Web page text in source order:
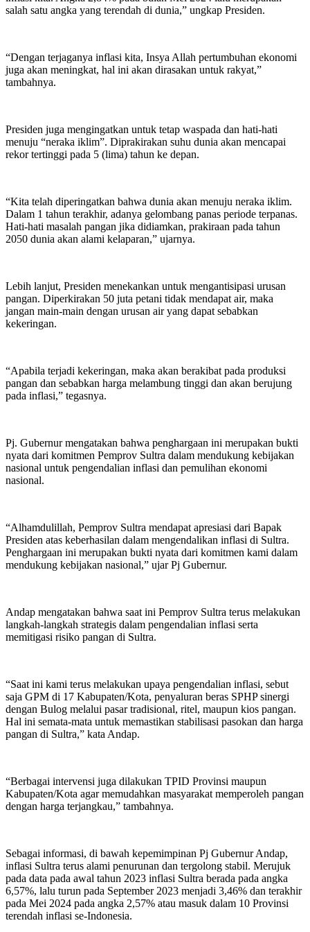
salah satu angka yang terendah di dunia,” ungkap Presiden.
“Dengan terjaganya inflasi kita, Insya Allah pertumbuhan ekonomi
juga akan meningkat, hal ini akan dirasakan untuk rakyat,”
tambahnya.
Presiden juga mengingatkan untuk tetap waspada dan hati-hati
menuju “neraka iklim”. Diprakirakan suhu dunia akan mencapai
rekor tertinggi pada 5 (lima) tahun ke depan.
“Kita telah diperingatkan bahwa dunia akan menuju neraka iklim.
Dalam 1 tahun terakhir, adanya gelombang panas periode terpanas.
Hati-hati masalah pangan jika didiamkan, prakiraan pada tahun
2050 dunia akan alami kelaparan,” ujarnya.
Lebih lanjut, Presiden menekankan untuk mengantisipasi urusan
pangan. Diperkirakan 50 juta petani tidak mendapat air, maka
jangan main-main dengan urusan air yang dapat sebabkan
kekeringan.
“Apabila terjadi kekeringan, maka akan berakibat pada produksi
pangan dan sebabkan harga melambung tinggi dan akan berujung
pada inflasi,” tegasnya.
Pj. Gubernur mengatakan bahwa penghargaan ini merupakan bukti
nyata dari komitmen Pemprov Sultra dalam mendukung kebijakan
nasional untuk pengendalian inflasi dan pemulihan ekonomi
nasional.
“Alhamdulillah, Pemprov Sultra mendapat apresiasi dari Bapak
Presiden atas keberhasilan dalam mengendalikan inflasi di Sultra.
Penghargaan ini merupakan bukti nyata dari komitmen kami dalam
mendukung kebijakan nasional,” ujar Pj Gubernur.
Andap mengatakan bahwa saat ini Pemprov Sultra terus melakukan
langkah-langkah strategis dalam pengendalian inflasi serta
memitigasi risiko pangan di Sultra.
“Saat ini kami terus melakukan upaya pengendalian inflasi, sebut
saja GPM di 17 Kabupaten/Kota, penyaluran beras SPHP sinergi
dengan Bulog melalui pasar tradisional, ritel, maupun kios pangan.
Hal ini semata-mata untuk memastikan stabilisasi pasokan dan harga
pangan di Sultra,” kata Andap.
“Berbagai intervensi juga dilakukan TPID Provinsi maupun
Kabupaten/Kota agar memudahkan masyarakat memperoleh pangan
dengan harga terjangkau,” tambahnya.
Sebagai informasi, di bawah kepemimpinan Pj Gubernur Andap,
inflasi Sultra terus alami penurunan dan tergolong stabil. Merujuk
pada data pada awal tahun 2023 inflasi Sultra berada pada angka
6,57%, lalu turun pada September 2023 menjadi 3,46% dan terakhir
pada Mei 2024 pada angka 2,57% atau masuk dalam 10 Provinsi
terendah inflasi se-Indonesia.